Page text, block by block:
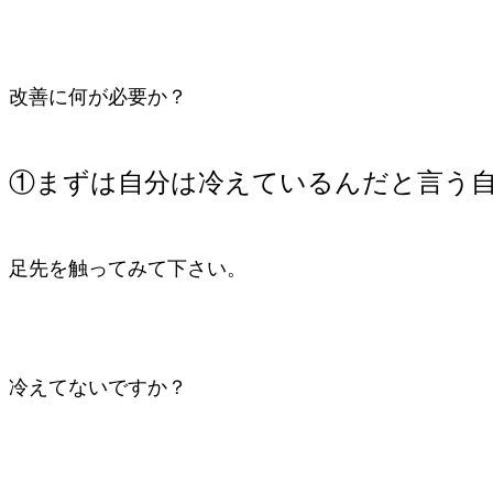
改善に何が必要か？
①まずは自分は冷えているんだと言う自
足先を触ってみて下さい。
冷えてないですか？